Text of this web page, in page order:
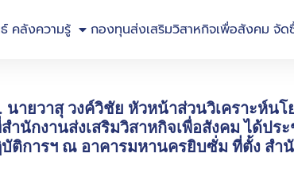
คลังความรู้ กองทุนส่งเสริมวิสาหกิจเพื่อสังคม จัด
ายวาสุ วงค์วิชัย หัวหน้าส่วนวิเคราะห์
นักงานส่งเสริมวิสาหกิจเพื่อสังคม ได้ป
การฯ ณ อาคารมหานครยิบซั่ม ที่ตั้ง สำนั